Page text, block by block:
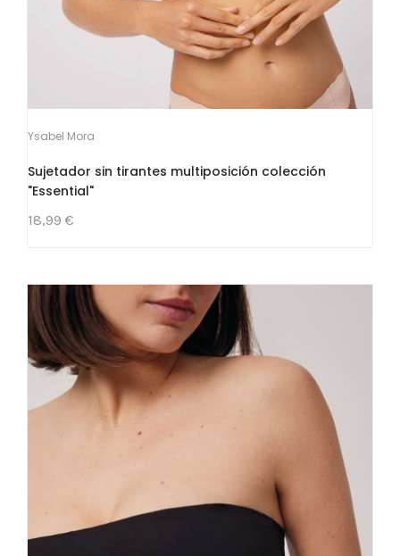
Ysabel Mora
Sujetador sin tirantes multiposición colección
"Essential"
18,99 €